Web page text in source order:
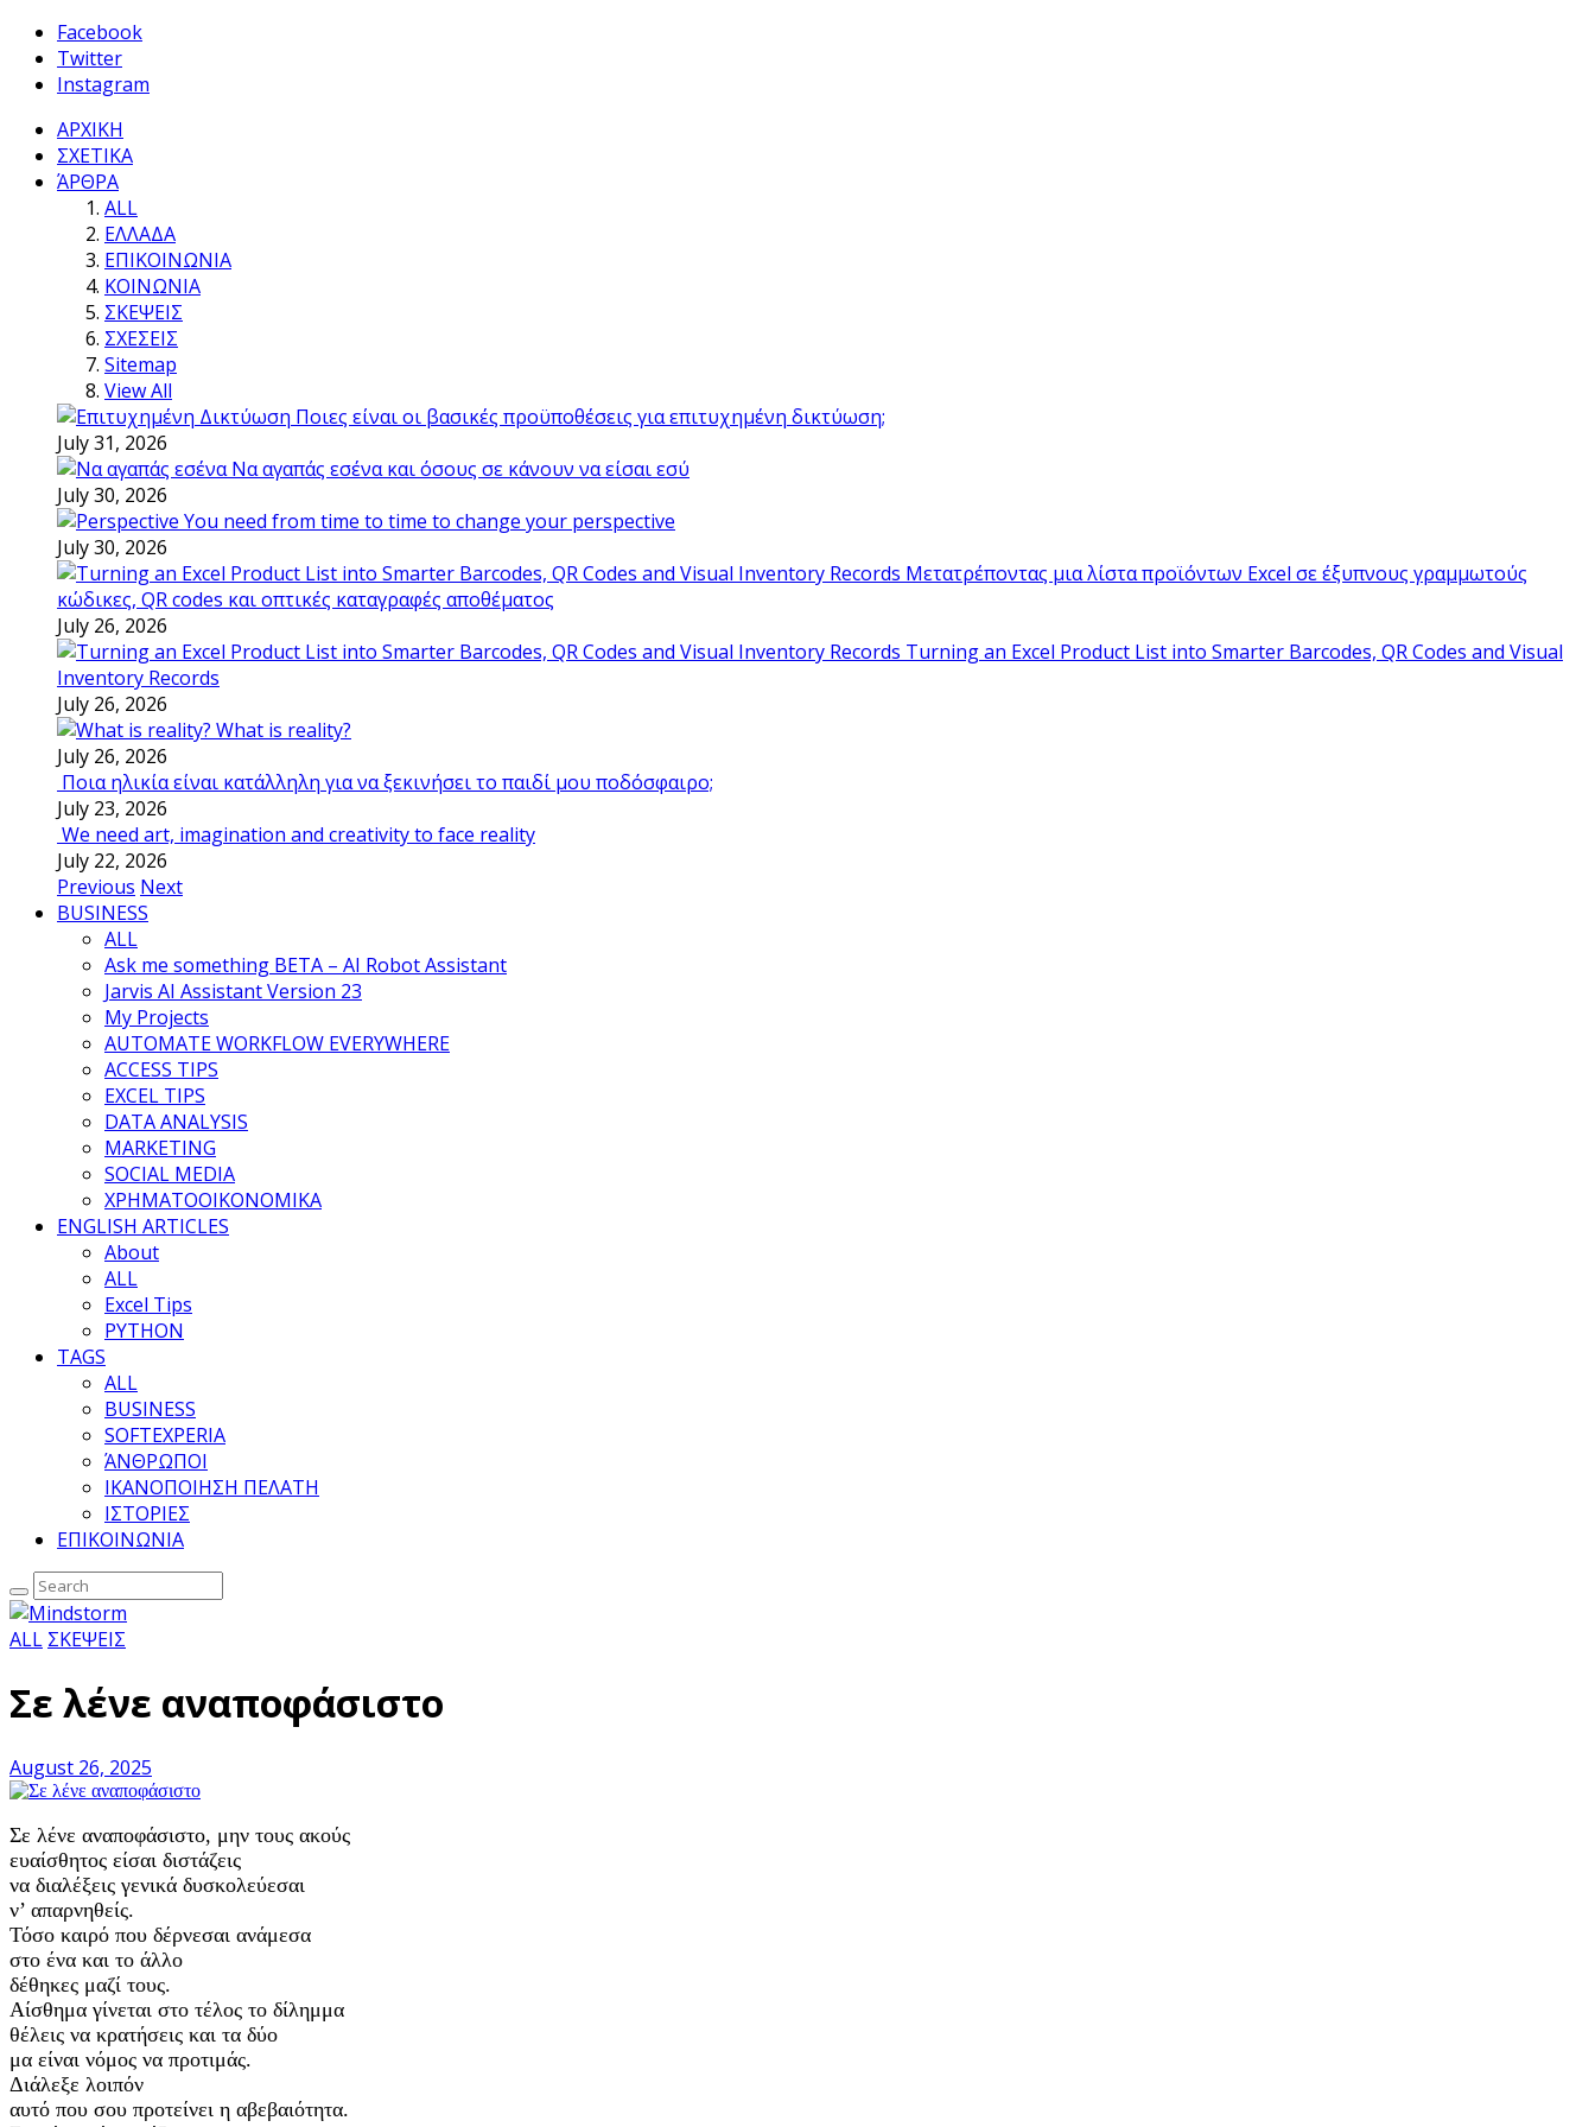
Facebook
Twitter
Instagram
ΑΡΧΙΚΗ
ΣΧΕΤΙΚΑ
ΆΡΘΡΑ
ALL
ΕΛΛΑΔΑ
ΕΠΙΚΟΙΝΩΝΙΑ
ΚΟΙΝΩΝΙΑ
ΣΚΕΨΕΙΣ
ΣΧΕΣΕΙΣ
Sitemap
View All
Ποιες είναι οι βασικές προϋποθέσεις για επιτυχημένη δικτύωση;
July 31, 2026
Να αγαπάς εσένα και όσους σε κάνουν να είσαι εσύ
July 30, 2026
You need from time to time to change your perspective
July 30, 2026
Μετατρέποντας μια λίστα προϊόντων Excel σε έξυπνους γραμμωτούς
κώδικες, QR codes και οπτικές καταγραφές αποθέματος
July 26, 2026
Turning an Excel Product List into Smarter Barcodes, QR Codes and Visual
Inventory Records
July 26, 2026
What is reality?
July 26, 2026
Ποια ηλικία είναι κατάλληλη για να ξεκινήσει το παιδί μου ποδόσφαιρο;
July 23, 2026
We need art, imagination and creativity to face reality
July 22, 2026
Previous Next
BUSINESS
ALL
Ask me something BETA – AI Robot Assistant
Jarvis AI Assistant Version 23
My Projects
AUTOMATE WORKFLOW EVERYWHERE
ACCESS TIPS
EXCEL TIPS
DATA ANALYSIS
MARKETING
SOCIAL MEDIA
ΧΡΗΜΑΤΟΟΙΚΟΝΟΜΙΚΑ
ENGLISH ARTICLES
About
ALL
Excel Tips
PYTHON
TAGS
ALL
BUSINESS
SOFTEXPERIA
ΆΝΘΡΩΠΟΙ
ΙΚΑΝΟΠΟΙΗΣΗ ΠΕΛΑΤΗ
ΙΣΤΟΡΙΕΣ
ΕΠΙΚΟΙΝΩΝΙΑ
ALL ΣΚΕΨΕΙΣ
Σε λένε αναποφάσιστο
August 26, 2025
Σε λένε αναποφάσιστο, μην τους ακούς
ευαίσθητος είσαι διστάζεις
να διαλέξεις γενικά δυσκολεύεσαι
ν’ απαρνηθείς.
Τόσο καιρό που δέρνεσαι ανάμεσα
στο ένα και το άλλο
δέθηκες μαζί τους.
Αίσθημα γίνεται στο τέλος το δίλημμα
θέλεις να κρατήσεις και τα δύο
μα είναι νόμος να προτιμάς.
Διάλεξε λοιπόν
αυτό που σου προτείνει η αβεβαιότητα.